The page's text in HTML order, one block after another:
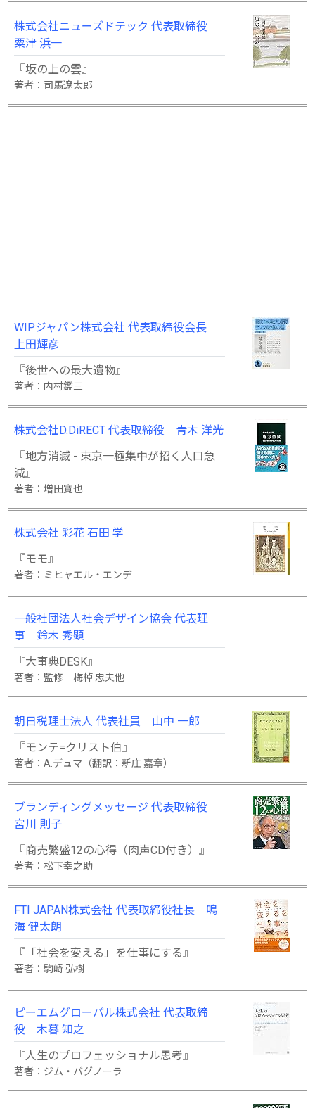
株式会社ニューズドテック 代表取締役
粟津 浜一
『坂の上の雲』
著者：司馬遼太郎
WIPジャパン株式会社 代表取締役会長
上田輝彦
『後世への最大遺物』
著者：内村鑑三
株式会社D.DiRECT 代表取締役 青木 洋光
『地方消滅 - 東京一極集中が招く人口急
減』
著者：増田寛也
株式会社 彩花 石田 学
『モモ』
著者：ミヒャエル・エンデ
一般社団法人社会デザイン協会 代表理
事 鈴木 秀顕
『大事典DESK』
著者：監修 梅棹 忠夫他
朝日税理士法人 代表社員 山中 一郎
『モンテ=クリスト伯』
著者：A.デュマ（翻訳：新庄 嘉章）
ブランディングメッセージ 代表取締役
宮川 則子
『商売繁盛12の心得（肉声CD付き）』
著者：松下幸之助
FTI JAPAN株式会社 代表取締役社長 鳴
海 健太朗
『「社会を変える」を仕事にする』
著者：駒崎 弘樹
ピーエムグローバル株式会社 代表取締
役 木暮 知之
『人生のプロフェッショナル思考』
著者：ジム・バグノーラ